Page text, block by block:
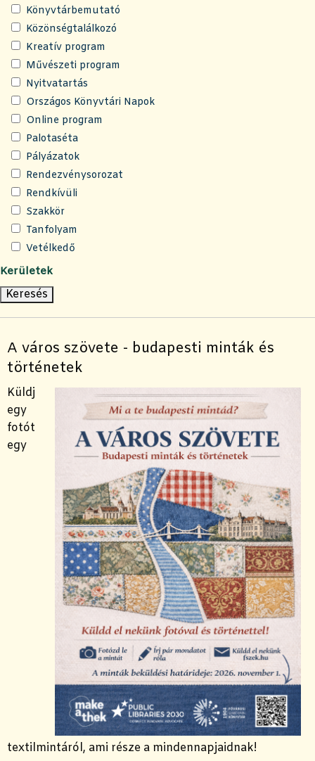
Könyvtárbemutató
Közönségtalálkozó
Kreatív program
Művészeti program
Nyitvatartás
Országos Könyvtári Napok
Online program
Palotaséta
Pályázatok
Rendezvénysorozat
Rendkívüli
Szakkör
Tanfolyam
Vetélkedő
Kerületek
A város szövete - budapesti minták és
történetek
Küldj
egy
fotót
egy
textilmintáról, ami része a mindennapjaidnak!